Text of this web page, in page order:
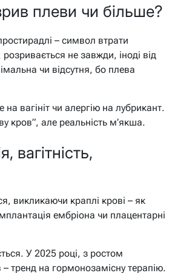
плеви чи більше?
– символ втрати
не завжди, іноді від
чи відсутня, бо плева
вагініт чи алергію на лубрикант.
кров”, але реальність м’якша.
вагітність,
викликаючи краплі крові – як
ембріона чи плацентарні
У 2025 році, з ростом
– тренд на гормонозамісну терапію.